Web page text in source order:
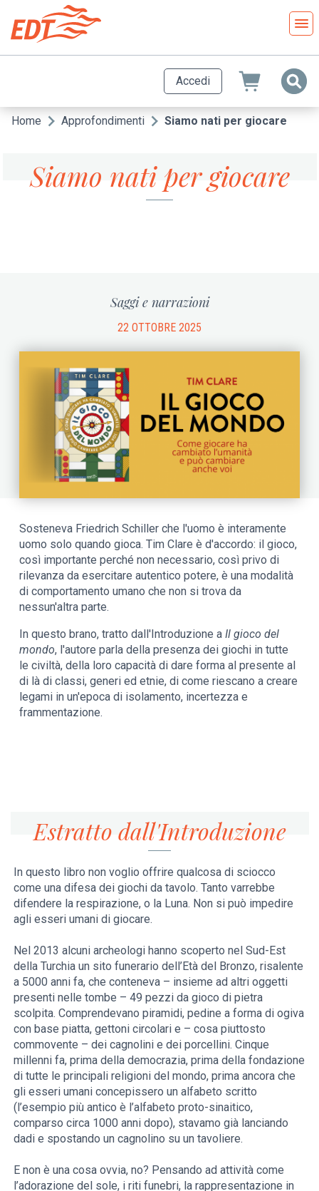
contenuto
principale
Accedi
Briciole
pane
Home Approfondimenti Siamo nati per giocare
Siamo nati per giocare
Saggi e narrazioni
22 OTTOBRE 2025
Sosteneva Friedrich Schiller che l'uomo è interamente
uomo solo quando gioca. Tim Clare è d'accordo: il gioco,
così importante perché non necessario, così privo di
rilevanza da esercitare autentico potere, è una modalità
di comportamento umano che non si trova da
nessun'altra parte.
In questo brano, tratto dall'Introduzione aIl gioco del
mondo, l'autore parla della presenza dei giochi in tutte
le civiltà, della loro capacità di dare forma al presente al
di là di classi, generi ed etnie, di come riescano a creare
legami in un'epoca di isolamento, incertezza e
frammentazione.
Estratto dall'Introduzione
In questo libro non voglio offrire qualcosa di sciocco
come una difesa dei giochi da tavolo. Tanto varrebbe
difendere la respirazione, o la Luna. Non si può impedire
agli esseri umani di giocare.
Nel 2013 alcuni archeologi hanno scoperto nel Sud-Est
della Turchia un sito funerario dell’Età del Bronzo, risalente
a 5000 anni fa, che conteneva – insieme ad altri oggetti
presenti nelle tombe – 49 pezzi da gioco di pietra
scolpita. Comprendevano piramidi, pedine a forma di ogiva
con base piatta, gettoni circolari e – cosa piuttosto
commovente – dei cagnolini e dei porcellini. Cinque
millenni fa, prima della democrazia, prima della fondazione
di tutte le principali religioni del mondo, prima ancora che
gli esseri umani concepissero un alfabeto scritto
(l’esempio più antico è l’alfabeto proto-sinaitico,
comparso circa 1000 anni dopo), stavamo già lanciando
dadi e spostando un cagnolino su un tavoliere.
E non è una cosa ovvia, no? Pensando ad attività come
l’adorazione del sole, i riti funebri, la rappresentazione in